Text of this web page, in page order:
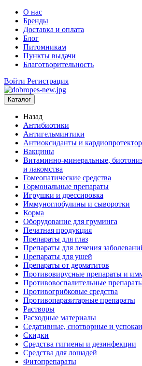
О нас
Бренды
Доставка и оплата
Блог
Питомникам
Пункты выдачи
Благотворительность
Войти Регистрация
Каталог
Назад
Антибиотики
Антигельминтики
Антиоксиданты и
Вакцины
Витаминно-минеральные,
и лакомства
Гомеопатические средства
Гормональные препараты
Игрушки и дрессировка
Иммуноглобулины и сыворотки
Корма
Оборудование для груминга
Печатная продукция
Препараты для глаз
Препараты для лечения
Препараты для ушей
Препараты от дерматитов
Противовирусные препараты и
Противовоспалительные
Противогрибковые средства
Противопаразитарные препараты
Растворы
Расходные материалы
Седативные, снотворные и
Скидки
Средства гигиены и дезинфекции
Средства для лошадей
Фитопрепараты